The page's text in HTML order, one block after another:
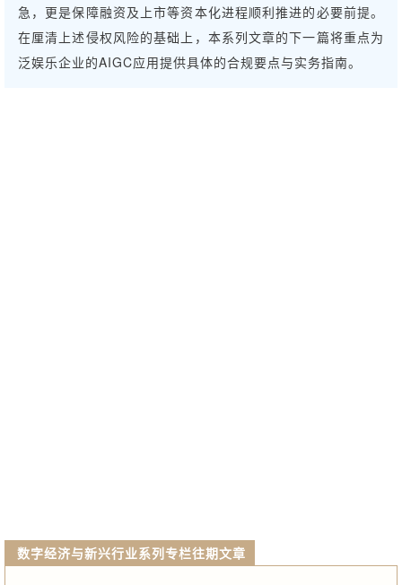
急，更是保障融资及上市等资本化进程顺利推进的必要前提。
在厘清上述侵权风险的基础上，本系列文章的下一篇将重点为
泛娱乐企业的AIGC应用提供具体的合规要点与实务指南。
数字经济与新兴行业系列专栏往期文章